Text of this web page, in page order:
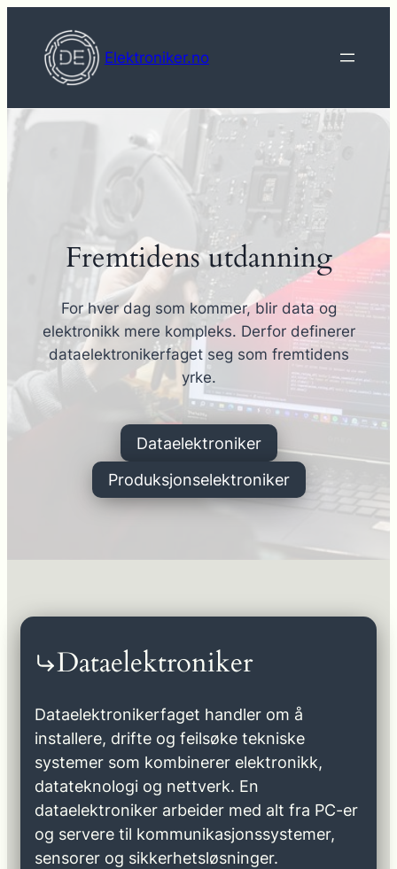
innhold
Elektroniker.no
Fremtidens utdanning
For hver dag som kommer, blir data og
elektronikk mere kompleks. Derfor definerer
dataelektronikerfaget seg som fremtidens
yrke.
Dataelektroniker
Produksjonselektroniker
Dataelektroniker
Dataelektronikerfaget handler om å
installere, drifte og feilsøke tekniske
systemer som kombinerer elektronikk,
datateknologi og nettverk. En
dataelektroniker arbeider med alt fra PC-er
og servere til kommunikasjonssystemer,
sensorer og sikkerhetsløsninger.